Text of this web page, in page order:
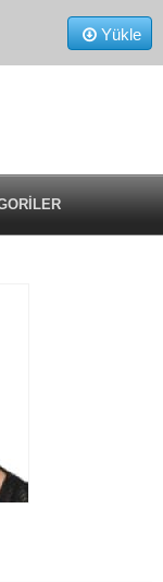
Yükle